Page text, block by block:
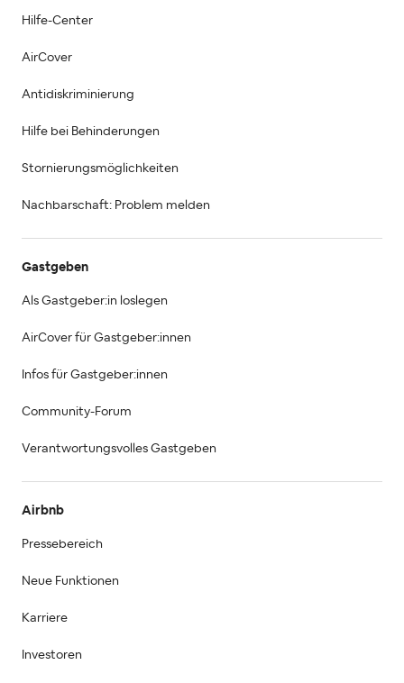
Hilfe-Center
AirCover
Antidiskriminierung
Hilfe bei Behinderungen
Stornierungsmöglichkeiten
Nachbarschaft: Problem melden
Gastgeben
Als Gastgeber:in loslegen
AirCover für Gastgeber:innen
Infos für Gastgeber:innen
Community-Forum
Verantwortungsvolles Gastgeben
Airbnb
Pressebereich
Neue Funktionen
Karriere
Investoren